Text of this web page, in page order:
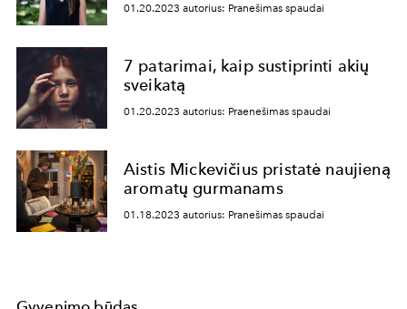
01.20.2023 autorius: Pranešimas spaudai
7 patarimai, kaip sustiprinti akių
sveikatą
01.20.2023 autorius: Praenešimas spaudai
Aistis Mickevičius pristatė naujieną
aromatų gurmanams
01.18.2023 autorius: Pranešimas spaudai